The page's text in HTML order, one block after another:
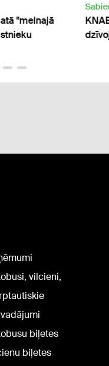
"melnajā
vilcieni,
biļetes
biļetes